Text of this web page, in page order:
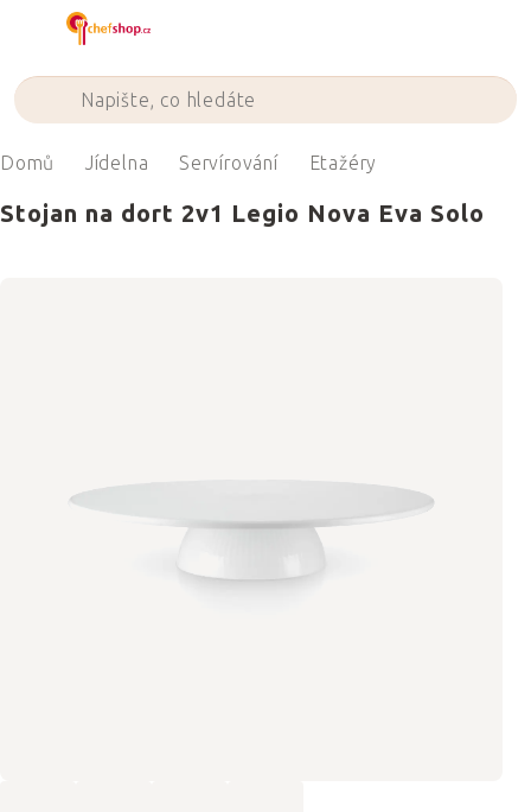
Domů Jídelna Servírování Etažéry
Stojan na dort 2v1 Legio Nova Eva Solo